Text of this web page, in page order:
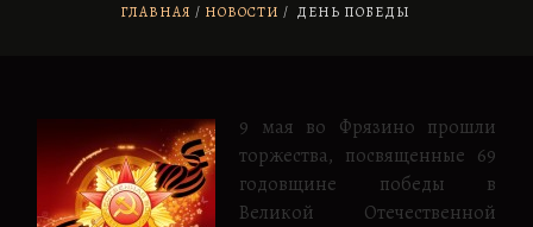
ГЛАВНАЯ НОВОСТИ / ДЕНЬ ПОБЕДЫ
9 мая во Фрязино прошли
торжества, посвященные 69
годовщине победы в
Великой Отечественной